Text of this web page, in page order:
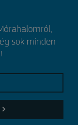
sok minden